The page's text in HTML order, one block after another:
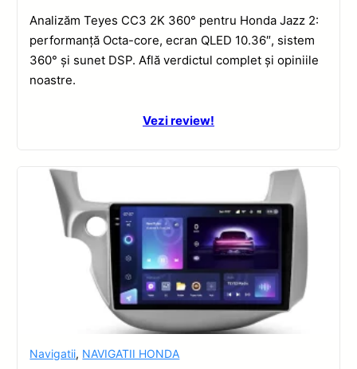
Analizăm Teyes CC3 2K 360° pentru Honda Jazz 2:
performanță Octa-core, ecran QLED 10.36″, sistem
360° și sunet DSP. Află verdictul complet și opiniile
noastre.
Vezi review!
Navigatii, NAVIGATII HONDA